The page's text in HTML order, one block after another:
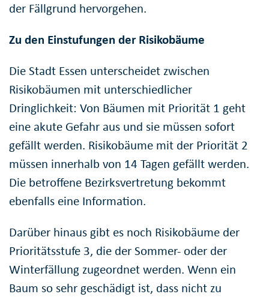
der Fällgrund hervorgehen.
Zu den Einstufungen der Risikobäume
Die Stadt Essen unterscheidet zwischen
Risikobäumen mit unterschiedlicher
Dringlichkeit: Von Bäumen mit Priorität 1 geht
eine akute Gefahr aus und sie müssen sofort
gefällt werden. Risikobäume mit der Priorität 2
müssen innerhalb von 14 Tagen gefällt werden.
Die betroffene Bezirksvertretung bekommt
ebenfalls eine Information.
Darüber hinaus gibt es noch Risikobäume der
Prioritätsstufe 3, die der Sommer- oder der
Winterfällung zugeordnet werden. Wenn ein
Baum so sehr geschädigt ist, dass nicht zu